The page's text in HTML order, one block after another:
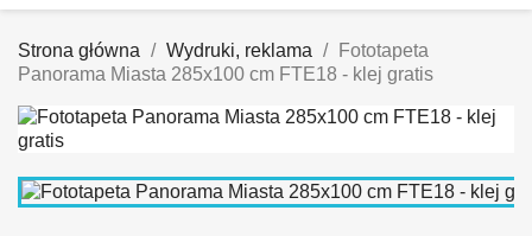
Strona główna Wydruki, reklama
Fototapeta
Panorama Miasta 285x100 cm FTE18 - klej gratis